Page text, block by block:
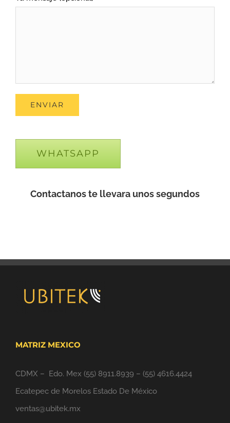
WHATSAPP
Contactanos te llevara unos segundos
MATRIZ MEXICO
CDMX – Edo. Mex (55) 8911.8939 – (55) 4616.4424
Ecatepec de Morelos Estado De México
ventas@ubitek.mx